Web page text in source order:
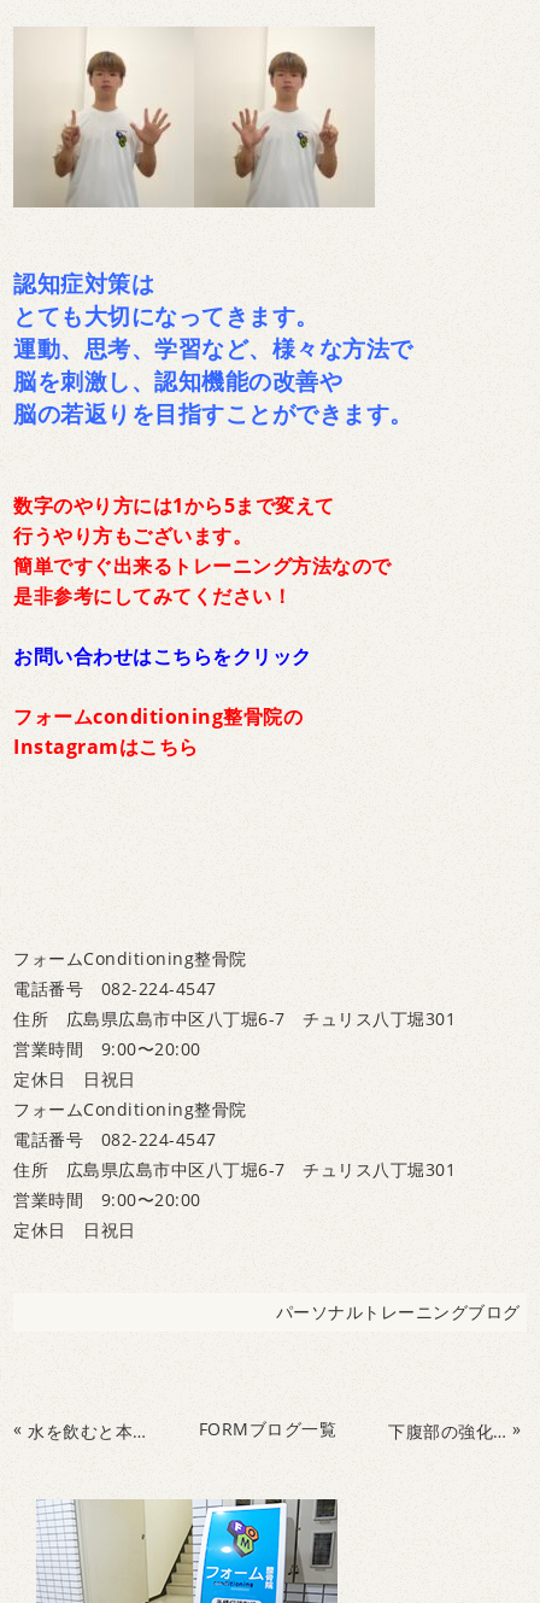
認知症対策は
とても大切になってきます。
運動、思考、学習など、様々な方法で
脳を刺激し、認知機能の改善や
脳の若返りを目指すことができます。
数字のやり方には1から5まで変えて
行うやり方もございます。
簡単ですぐ出来るトレーニング方法なので
是非参考にしてみてください！
お問い合わせはこちらをクリック
フォームconditioning整骨院の
Instagramはこちら
フォームConditioning整骨院
電話番号 082-224-4547
住所 広島県広島市中区八丁堀6-7 チュリス八丁堀301
営業時間 9:00〜20:00
定休日 日祝日
フォームConditioning整骨院
電話番号 082-224-4547
住所 広島県広島市中区八丁堀6-7 チュリス八丁堀301
営業時間 9:00〜20:00
定休日 日祝日
パーソナルトレーニングブログ
« 水を飲むと本当に痩せるの？ FORMブログ一覧 下腹部の強化で腰痛予防 »